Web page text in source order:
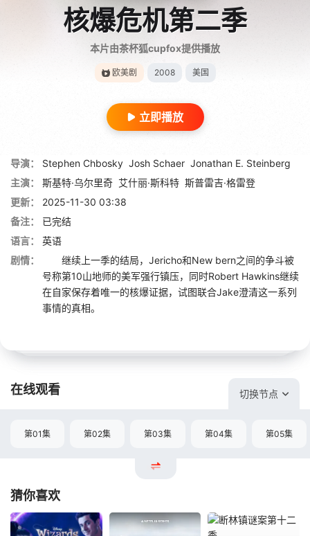
核爆危机第二季
本片由茶杯狐cupfox提供播放
欧美剧 2008 美国
立即播放
导演： Stephen Chbosky Josh Schaer Jonathan E. Steinberg
主演：
斯基特·乌尔里奇 艾什丽·斯科特 斯普雷吉·格雷登
更新：
2025-11-30 03:38
备注：
已完结
语言：
英语
剧情：
继续上一季的结局，Jericho和New bern之间的争斗被
号称第10山地师的美军强行镇压，同时Robert Hawkins继续
在自家保存着唯一的核爆证据，试图联合Jake澄清这一系列
事情的真相。
在线观看 切换节点
第01集 第02集 第03集 第04集 第05集
猜你喜欢